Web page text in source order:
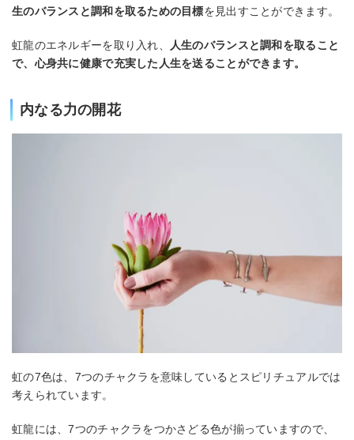
生のバランスと調和を取るための目標を見出すことができます。
虹龍のエネルギーを取り入れ、
人生のバランスと調和を取ること
で、心身共に健康で充実した人生を送ることができます。
内なる力の開花
虹の7色は、7つのチャクラを意味しているとスピリチュアルでは
考えられています。
虹龍には、7つのチャクラをつかさどる色が揃っていますので、